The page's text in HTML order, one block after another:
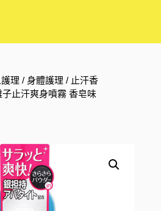
理 /身體護理 / 止汗香
止汗爽身噴霧 香皂味